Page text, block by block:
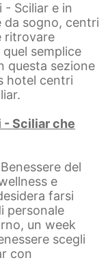
- Sciliar e in
sogno, centri
ritrovare
semplice
questa sezione
hotel centri
- Sciliar che
del
e
farsi
personale
un week
scegli
con